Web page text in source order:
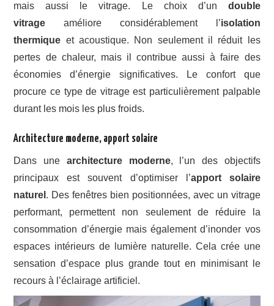
mais aussi le vitrage. Le choix d’un double
vitrage améliore considérablement l’isolation
thermique et acoustique. Non seulement il réduit les
pertes de chaleur, mais il contribue aussi à faire des
économies d’énergie significatives. Le confort que
procure ce type de vitrage est particulièrement palpable
durant les mois les plus froids.
Architecture moderne, apport solaire
Dans une architecture moderne, l’un des objectifs
principaux est souvent d’optimiser l’apport solaire
naturel . Des fenêtres bien positionnées, avec un vitrage
performant, permettent non seulement de réduire la
consommation d’énergie mais également d’inonder vos
espaces intérieurs de lumière naturelle. Cela crée une
sensation d’espace plus grande tout en minimisant le
recours à l’éclairage artificiel.